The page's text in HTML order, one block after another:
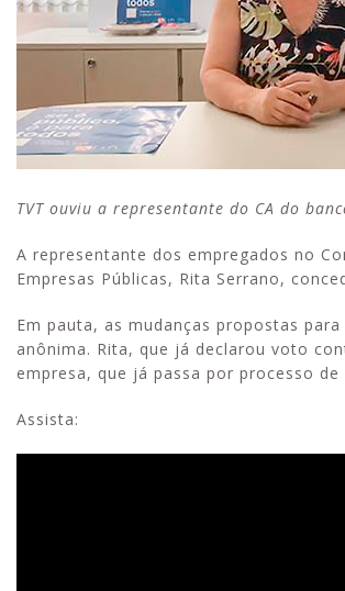
TVT ouviu a representante do CA do
A representante dos empregados no
Empresas Públicas, Rita Serrano,
Em pauta, as mudanças propostas
anônima. Rita, que já declarou voto
empresa, que já passa por processo
Assista: